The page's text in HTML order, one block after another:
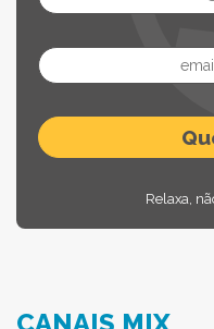
Relaxa,